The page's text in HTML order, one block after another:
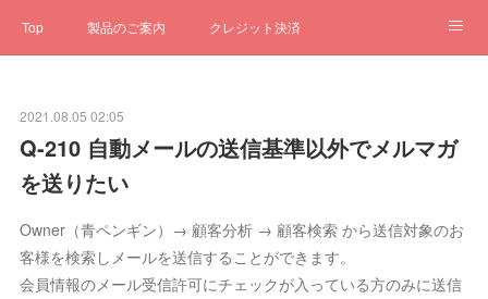
Top 製品のご案内 クレジット決済
お問合せ
2021.08.05 02:05
Q-210 自動メールの送信基準以外でメルマガ
を送りたい
Owner（青ペンギン）→ 顧客分析 → 顧客検索 から送信対象のお
客様を検索しメールを送信することができます。
会員情報のメール受信許可にチェックが入っている方のみに送信